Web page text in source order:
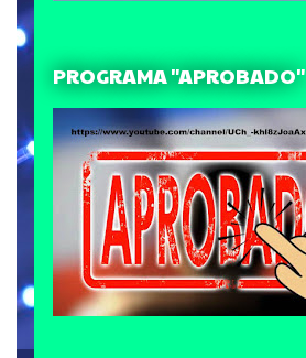
PROGRAMA "APROBADO"